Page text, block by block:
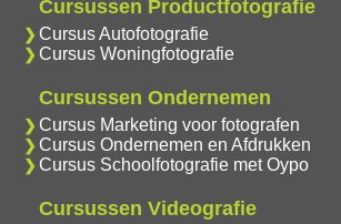
Cursussen Productfotografie
Cursus Autofotografie
Cursus Woningfotografie
Cursussen Ondernemen
Cursus Marketing voor fotografen
Cursus Ondernemen en Afdrukken
Cursus Schoolfotografie met Oypo
Cursussen Videografie